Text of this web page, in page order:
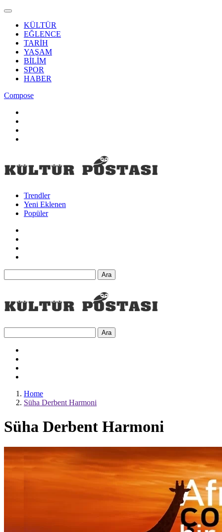
KÜLTÜR
EĞLENCE
TARİH
YAŞAM
BİLİM
SPOR
HABER
Compose
Trendler
Yeni Eklenen
Popüler
Ara
Ara
Home
Süha Derbent Harmoni
Süha Derbent Harmoni